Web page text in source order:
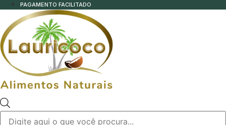
PAGAMENTO FACILITADO
produtos